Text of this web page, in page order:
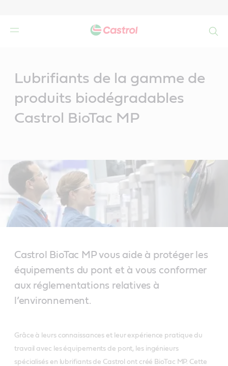
Lubrifiants de la gamme de
produits biodégradables
Castrol BioTac MP
Castrol BioTac MP vous aide à protéger les
équipements du pont et à vous conformer
aux réglementations relatives à
l’environnement.
Grâce à leurs connaissances et leur expérience pratique du
travail avec les équipements de pont, les ingénieurs
spécialisés en lubrifiants de Castrol ont créé BioTac MP. Cette